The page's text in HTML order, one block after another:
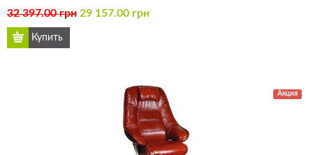
32 397.00 грн 29 157.00 грн
Акция